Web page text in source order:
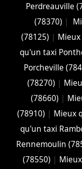
Perdreauville
(78370) |
(78125) |
qu'un taxi
Porcheville
(78270) |
(78660) |
(78910) | Mieux
qu'un taxi
Rennemoulin
(78550) |